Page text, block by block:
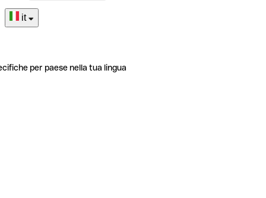
it
per paese nella tua lingua